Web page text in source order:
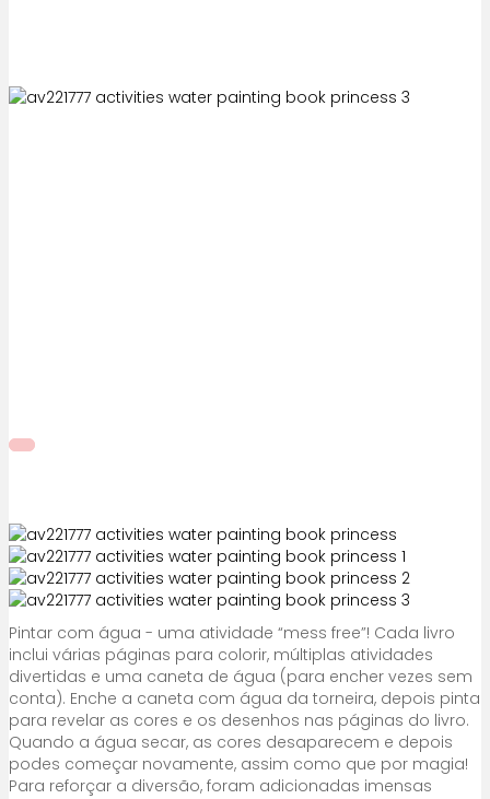
Pintar com água - uma atividade “mess free”! Cada livro
inclui várias páginas para colorir, múltiplas atividades
divertidas e uma caneta de água (para encher vezes sem
conta). Enche a caneta com água da torneira, depois pinta
para revelar as cores e os desenhos nas páginas do livro.
Quando a água secar, as cores desaparecem e depois
podes começar novamente, assim como que por magia!
Para reforçar a diversão, foram adicionadas imensas